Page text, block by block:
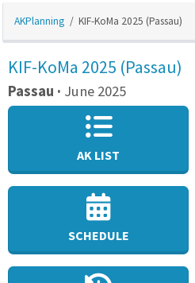
AKPlanning KIF-KoMa 2025 (Passau)
KIF-KoMa 2025 (Passau)
Passau · June 2025
AK LIST
SCHEDULE